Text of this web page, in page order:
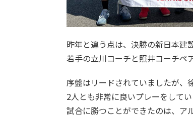
昨年と違う点は、決勝の新日本建
若手の立川コーチと照井コーチペ
序盤はリードされていましたが、
2人とも非常に良いプレーをして
試合に勝つことができたのは、ア